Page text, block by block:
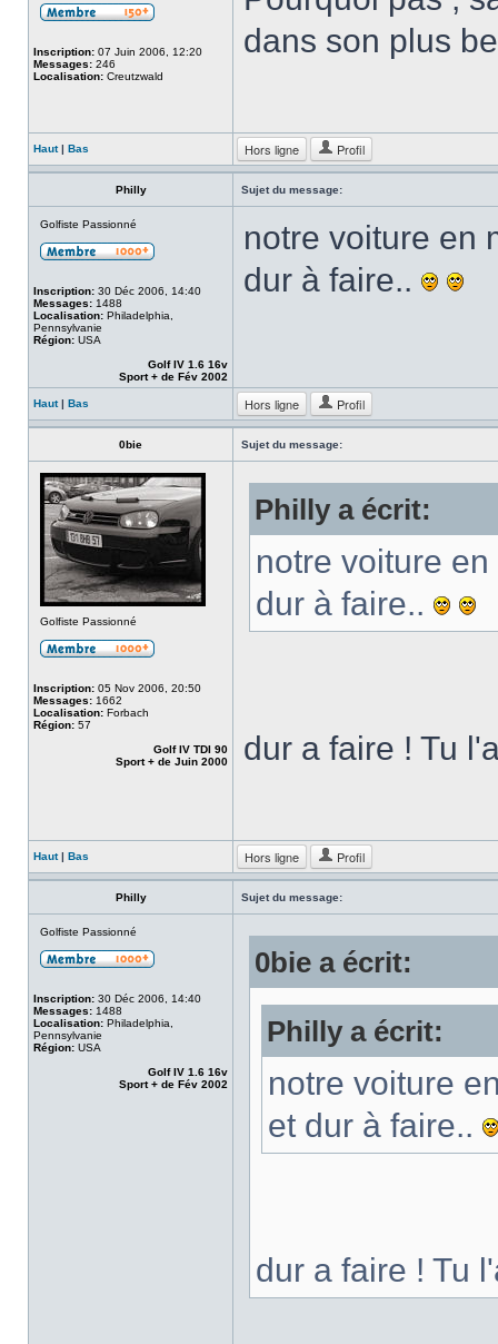
Inscription: 07 Juin 2006, 12:20
Messages: 246
Localisation: Creutzwald
dans son plus
Haut| Bas Hors ligne Profil
Philly Sujet du message:
Golfiste Passionné
Inscription: 30 Déc 2006, 14:40
Messages: 1488
Localisation: Philadelphia,
Pennsylvanie
Région: USA
Golf IV 1.6 16v
Sport + de Fév 2002
notre voiture en
dur à faire..
Haut| Bas Hors ligne Profil
0bie Sujet du message:
Golfiste Passionné
Inscription: 05 Nov 2006, 20:50
Messages: 1662
Localisation: Forbach
Région: 57
Golf IV TDI 90
Sport + de Juin 2000
Philly a écrit:
notre voiture
dur à faire..
dur a faire ! Tu
Haut| Bas Hors ligne Profil
Philly Sujet du message:
Golfiste Passionné
Inscription: 30 Déc 2006, 14:40
Messages: 1488
Localisation: Philadelphia,
Pennsylvanie
Région: USA
Golf IV 1.6 16v
Sport + de Fév 2002
0bie a écrit:
Philly a écrit:
notre voiture
et dur à faire..
dur a faire ! Tu